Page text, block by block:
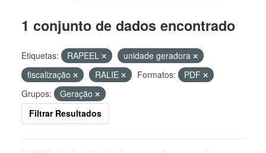
1 conjunto de dados encontrado
Etiquetas: RAPEEL
unidade geradora
fiscalização
RALIE Formatos:
PDF
Grupos:
Geração
Filtrar Resultados